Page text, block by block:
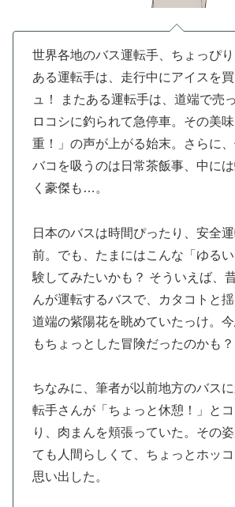
世界各地のバス運転手、ちょっぴ
ある運転手は、走行中にアイスを
ュ！ またある運転手は、道端で売
ロコシに釣られて急停車。その美
重！」の声が上がる始末。さらに
バコを吸うのは日常茶飯事、中に
く豪傑も…。
日本のバスは時間ぴったり、安全
前。でも、たまにはこんな「ゆる
験してみたいかも？ そういえば、
んが運転するバスで、カタコトと揺
道端の紫陽花を眺めていたっけ。
もちょっとした冒険だったのかも？
ちなみに、筆者が以前地方のバス
転手さんが「ちょっと休憩！」と
り、肉まんを頬張っていた。その
ても人間らしくて、ちょっとホッ
思い出した。